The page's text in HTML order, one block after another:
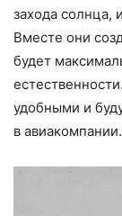
захода солнца,
Вместе они
будет
удобными и
в авиакомпании.